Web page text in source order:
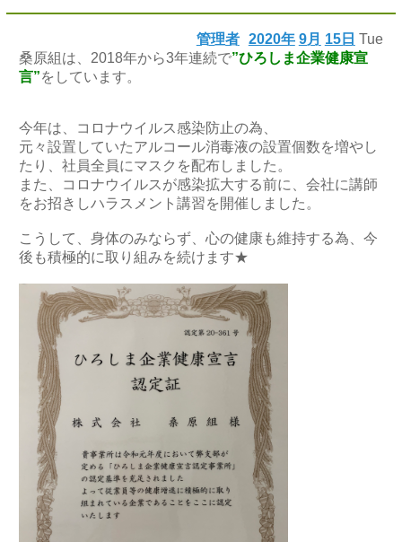
2020年 9月 15日 Tue
管理者
桑原組は、2018年から3年連続で”ひろしま企業健康宣
言”をしています。
今年は、コロナウイルス感染防止の為、
元々設置していたアルコール消毒液の設置個数を増やし
たり、社員全員にマスクを配布しました。
また、コロナウイルスが感染拡大する前に、会社に講師
をお招きしハラスメント講習を開催しました。
こうして、身体のみならず、心の健康も維持する為、今
後も積極的に取り組みを続けます★